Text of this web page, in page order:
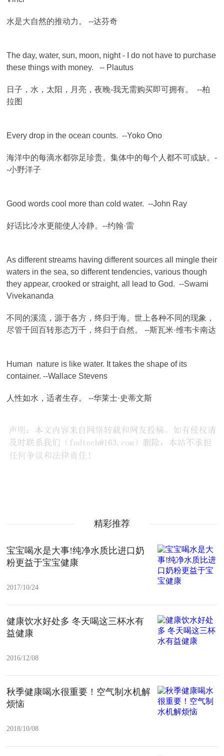
水是大自然的推动力。 --达芬奇
The day, water, sun, moon, night - I do not have to purchase
these things with money. -- Plautus
日子，水，太阳，月亮，夜晚-我无需购买即可拥有。 --柏
拉图
Every drop in the ocean counts. --Yoko Ono
海洋中的每滴水都弥足珍贵。集体中的每个人都不可或缺。-
-小野洋子
Good words cool more than cold water. --John Ray
好话比冷水更能使人冷静。--约翰·雷
As different streams having different sources all mingle their
waters in the sea, so different tendencies, various though
they appear, crooked or straight, all lead to God. --Swami
Vivekananda
不同的溪流，源于各方，终归于海。世上各种不同的现象，
尽管千回百转形态万千，终归于自然。 --斯瓦米·维韦卡南达
Human nature is like water. It takes the shape of its
container. --Wallace Stevens
人性如水，适者生存。 --华莱士·史蒂文斯
精彩推荐
宝宝喝水是大事!纯净水质比进口奶
粉更益于宝宝健康
2017/10/24
健康饮水好处多 冬天喝这三杯水有
益健康
2016/12/08
秋季健康喝水很重要！空气制水机解
烦恼
2018/10/08